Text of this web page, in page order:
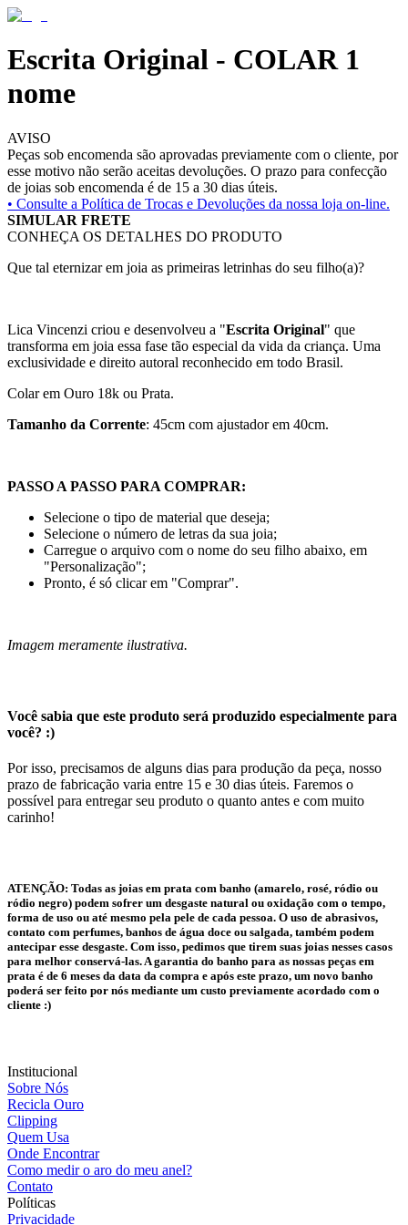
Escrita Original - COLAR 1
nome
AVISO
Peças sob encomenda são aprovadas previamente com o cliente, por
esse motivo não serão aceitas devoluções. O prazo para confecção
de joias sob encomenda é de 15 a 30 dias úteis.
• Consulte a Política de Trocas e Devoluções da nossa loja on-line.
SIMULAR FRETE
CONHEÇA OS DETALHES DO PRODUTO
Que tal eternizar em joia as primeiras letrinhas do seu filho(a)?
Lica Vincenzi criou e desenvolveu a "Escrita Original" que
transforma em joia essa fase tão especial da vida da criança. Uma
exclusividade e direito autoral reconhecido em todo Brasil.
Colar em Ouro 18k ou Prata.
Tamanho da Corrente: 45cm com ajustador em 40cm.
PASSO A PASSO PARA COMPRAR:
Selecione o tipo de material que deseja;
Selecione o número de letras da sua joia;
Carregue o arquivo com o nome do seu filho abaixo, em
"Personalização";
Pronto, é só clicar em "Comprar".
Imagem meramente ilustrativa.
Você sabia que este produto será produzido especialmente para
você? :)
Por isso, precisamos de alguns dias para produção da peça, nosso
prazo de fabricação varia entre 15 e 30 dias úteis. Faremos o
possível para entregar seu produto o quanto antes e com muito
carinho!
ATENÇÃO: Todas as joias em prata com banho (amarelo, rosé, ródio ou
ródio negro) podem sofrer um desgaste natural ou oxidação com o tempo,
forma de uso ou até mesmo pela pele de cada pessoa. O uso de abrasivos,
contato com perfumes, banhos de água doce ou salgada, também podem
antecipar esse desgaste. Com isso, pedimos que tirem suas joias nesses casos
para melhor conservá-las. A garantia do banho para as nossas peças em
prata é de 6 meses da data da compra e após este prazo, um novo banho
poderá ser feito por nós mediante um custo previamente acordado com o
cliente :)
Institucional
Sobre Nós
Recicla Ouro
Clipping
Quem Usa
Onde Encontrar
Como medir o aro do meu anel?
Contato
Políticas
Privacidade